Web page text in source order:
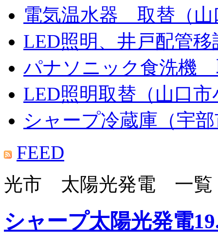
電気温水器 取替（山
LED照明、井戸配管
パナソニック食洗機
LED照明取替（山口市
シャープ冷蔵庫（宇
FEED
光市 太陽光発電 一覧
シャープ太陽光発電